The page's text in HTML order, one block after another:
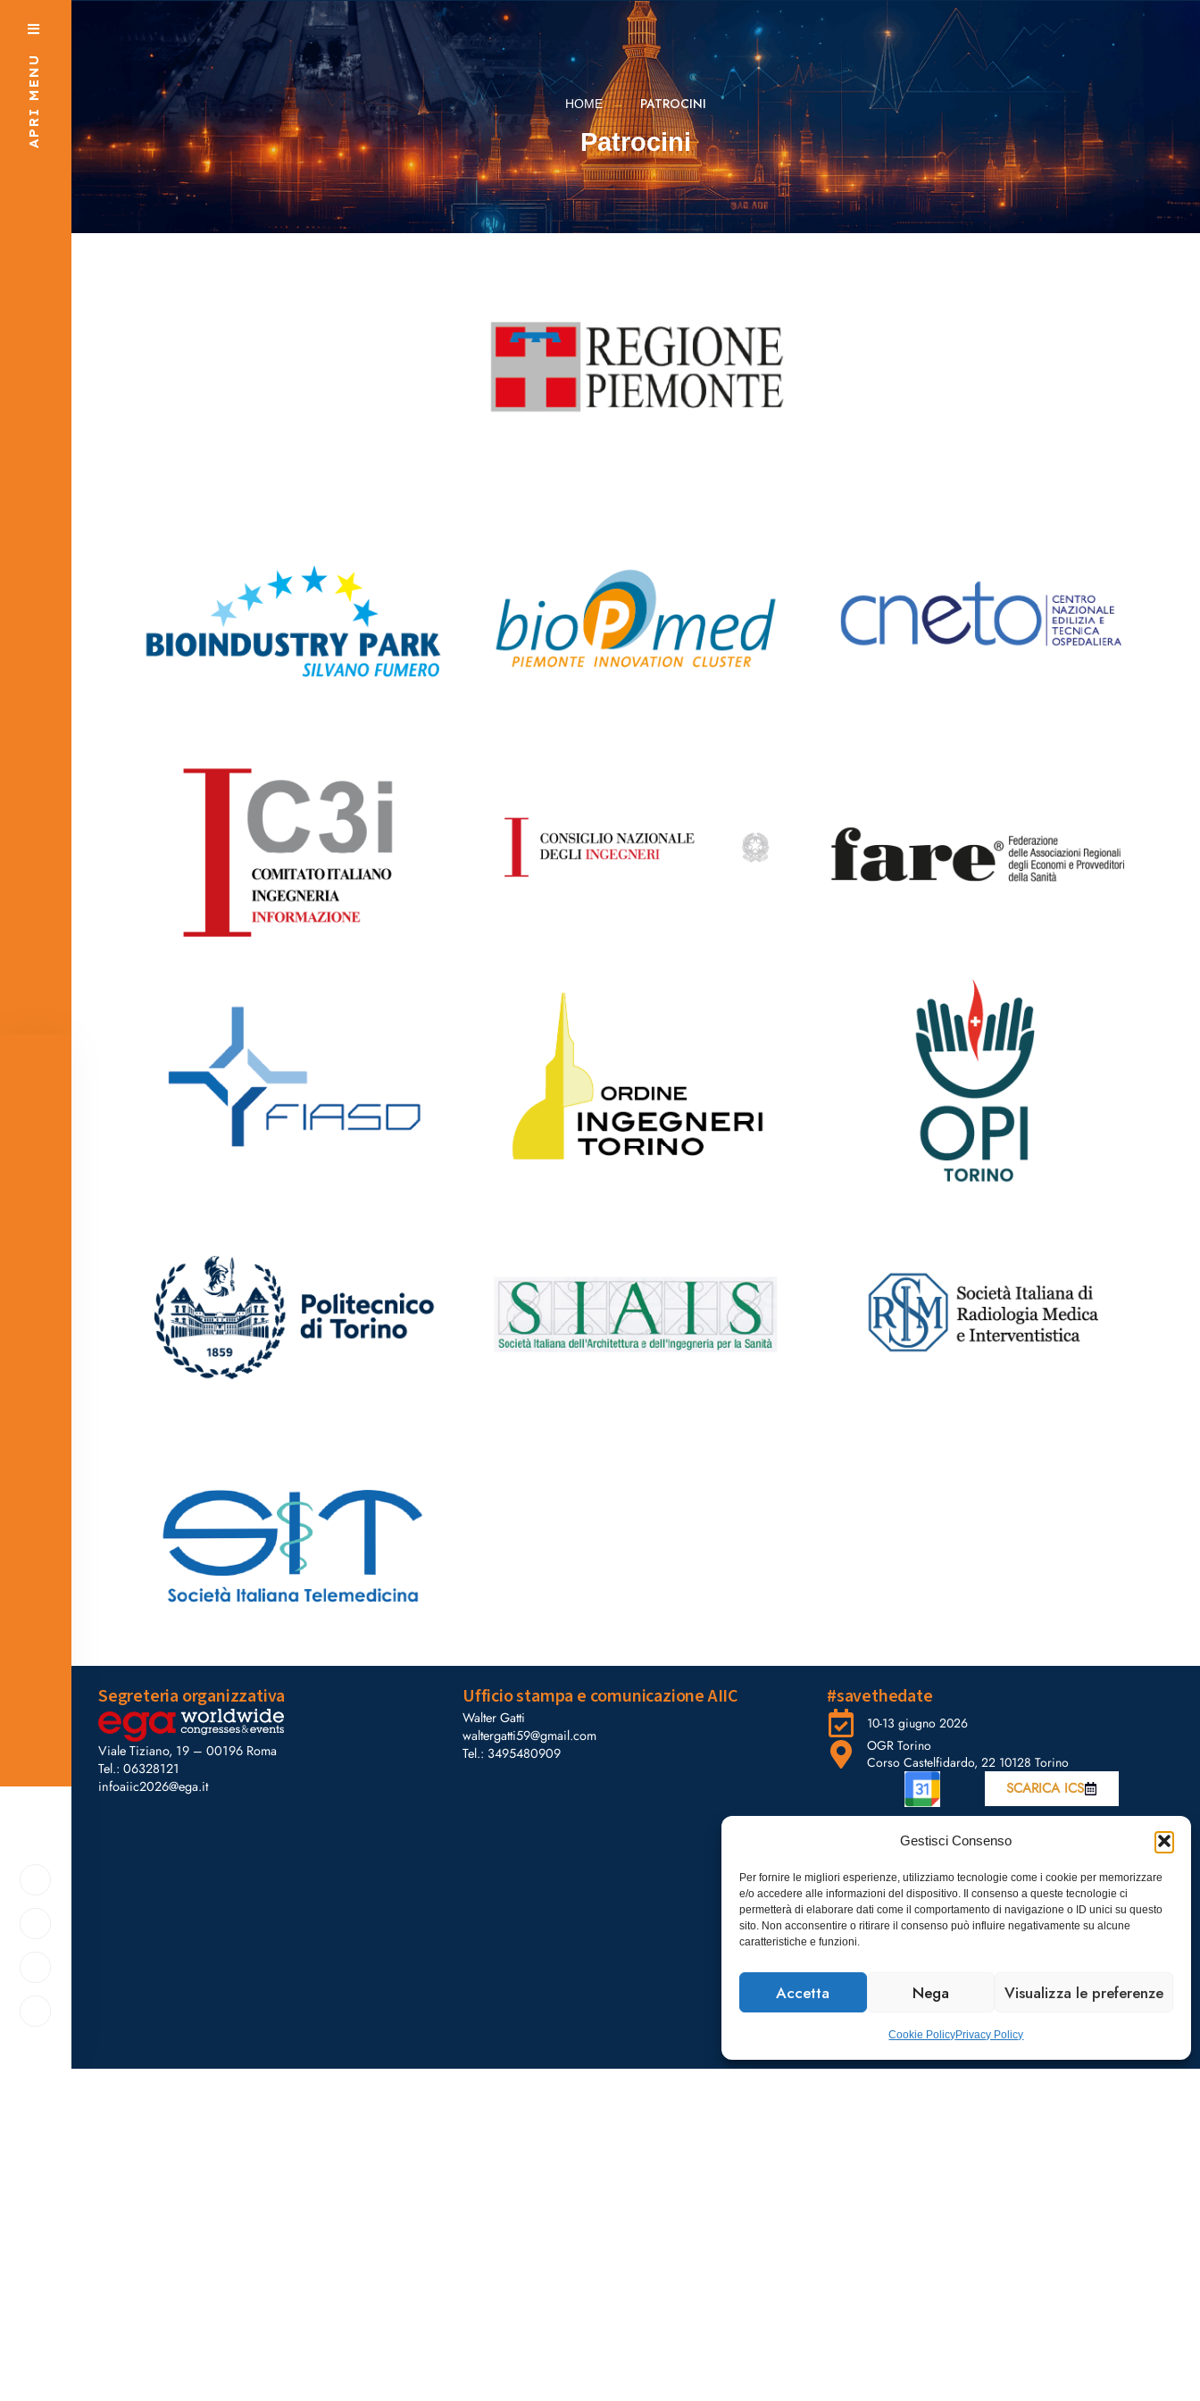
Gestisci Consenso
Per fornire le migliori esperienze, utilizziamo tecnologie come i cookie per memorizzare
e/o accedere alle informazioni del dispositivo. Il consenso a queste tecnologie ci
permetterà di elaborare dati come il comportamento di navigazione o ID unici su questo
sito. Non acconsentire o ritirare il consenso può influire negativamente su alcune
caratteristiche e funzioni.
Accetta Nega Visualizza le preferenze
Cookie PolicyPrivacy Policy
APRI MENU HOME PATROCINI
Patrocini
Segreteria organizzativa
Viale Tiziano, 19 – 00196 Roma
Tel.: 06328121
infoaiic2026@ega.it
Ufficio stampa e comunicazione AIIC
Walter Gatti
waltergatti59@gmail.com
Tel.: 3495480909
#savethedate
10-13 giugno 2026
OGR Torino
Corso Castelfidardo, 22 10128 Torino
SCARICA ICS